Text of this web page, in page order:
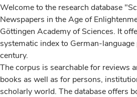
Welcome to the research database
Newspapers in the Age of
Göttingen Academy of Sciences. It
systematic index to German-
century.
The corpus is searchable for reviews
books as well as for persons,
scholarly world. The database offers